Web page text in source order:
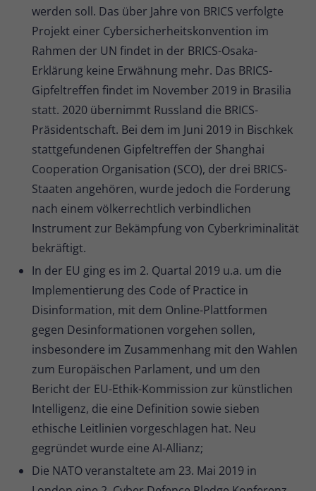
werden soll. Das über Jahre von BRICS verfolgte
Projekt einer Cybersicherheitskonvention im
Rahmen der UN findet in der BRICS-Osaka-
Erklärung keine Erwähnung mehr. Das BRICS-
Gipfeltreffen findet im November 2019 in Brasilia
statt. 2020 übernimmt Russland die BRICS-
Präsidentschaft. Bei dem im Juni 2019 in Bischkek
stattgefundenen Gipfeltreffen der Shanghai
Cooperation Organisation (SCO), der drei BRICS-
Staaten angehören, wurde jedoch die Forderung
nach einem völkerrechtlich verbindlichen
Instrument zur Bekämpfung von Cyberkriminalität
bekräftigt.
In der EU ging es im 2. Quartal 2019 u.a. um die
Implementierung des Code of Practice in
Disinformation, mit dem Online-Plattformen
gegen Desinformationen vorgehen sollen,
insbesondere im Zusammenhang mit den Wahlen
zum Europäischen Parlament, und um den
Bericht der EU-Ethik-Kommission zur künstlichen
Intelligenz, die eine Definition sowie sieben
ethische Leitlinien vorgeschlagen hat. Neu
gegründet wurde eine AI-Allianz;
Die NATO veranstaltete am 23. Mai 2019 in